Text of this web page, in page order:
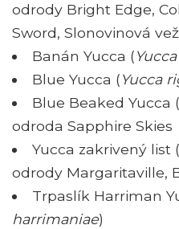
odrody Bright Edge,
Sword, Slonovinová
Banán Yucca (
Blue Yucca (Yucca
Blue Beaked Yucca (
odroda Sapphire Skies
Yucca zakrivený list (
odrody Margaritaville,
Trpaslík Harriman
harrimaniae)